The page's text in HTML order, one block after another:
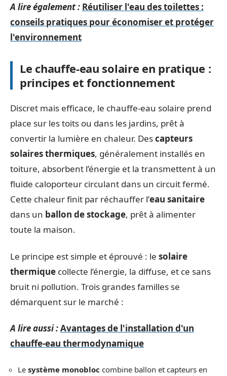
A lire également : Réutiliser l'eau des toilettes :
conseils pratiques pour économiser et protéger
l'environnement
Le chauffe-eau solaire en pratique :
principes et fonctionnement
Discret mais efficace, le chauffe-eau solaire prend
place sur les toits ou dans les jardins, prêt à
convertir la lumière en chaleur. Descapteurs
solaires thermiques, généralement installés en
toiture, absorbent l’énergie et la transmettent à un
fluide caloporteur circulant dans un circuit fermé.
Cette chaleur finit par réchauffer l’eau sanitaire
dans un ballon de stockage, prêt à alimenter
toute la maison.
Le principe est simple et éprouvé : le solaire
thermique collecte l’énergie, la diffuse, et ce sans
bruit ni pollution. Trois grandes familles se
démarquent sur le marché :
A lire aussi :Avantages de l'installation d'un
chauffe-eau thermodynamique
Le système monobloc combine ballon et capteurs en